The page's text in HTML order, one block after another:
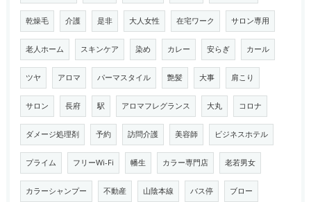
乾燥毛 介護 是非 大人女性 在宅ワーク サロン専用
老人ホーム スキンケア 染め カレー 安らぎ カール
ツヤ アロマ パーマスタイル 艶髪 大事 肩こり
サロン 長府 駅 アロマフレグランス 大丸 コロナ
ダメージ処理剤 予約 訪問介護 美容師 ビジネスホテル
プライム フリーWi-Fi 幡生 カラー専門店 老若男女
カラーシャンプー 不動産 山陰本線 バス停 ブロー